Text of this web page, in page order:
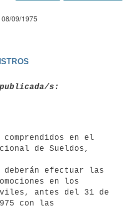
09/1975
s:
comprendidos en el
de Sueldos,
efectuar las
en los
antes del 31 de
con las